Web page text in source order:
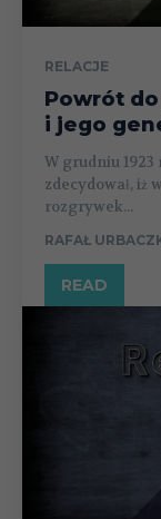
RELACJE
Powrót do
i jego
W grudniu 1923
zdecydował, iż
rozgrywek...
RAFAŁ
READ